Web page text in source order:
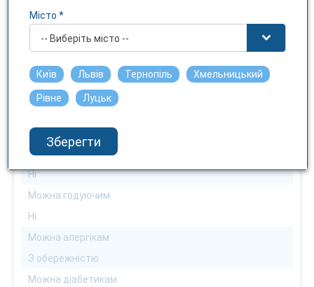
Діюча речовина
Меропенем
Можна дорослим
Можна
з 3 місяців
Можна вагітним
Ні
Можна годуючим
Ні
Можна алергікам
З обережністю
Можна діабетикам
Місто *
-- Виберіть місто --
Київ Львів Тернопіль Хмельницький
Рівне Луцьк
Зберегти